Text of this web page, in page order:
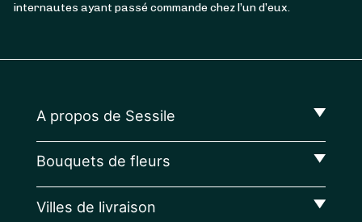
internautes ayant passé commande chez l’un d’eux.
A propos de Sessile
Bouquets de fleurs
Villes de livraison